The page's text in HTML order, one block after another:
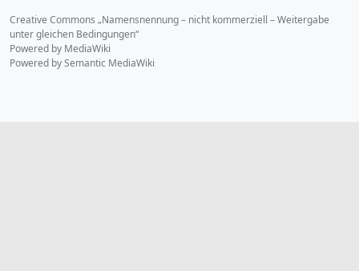
Creative Commons „Namensnennung – nicht kommerziell – Weitergabe
unter gleichen Bedingungen“
Powered by MediaWiki
Powered by Semantic MediaWiki